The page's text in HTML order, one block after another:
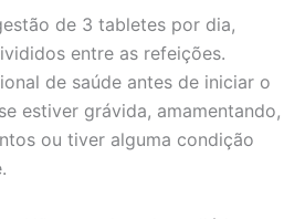
de 3 tabletes por dia,
entre as refeições.
de saúde antes de iniciar o
estiver grávida, amamentando,
ou tiver alguma condição